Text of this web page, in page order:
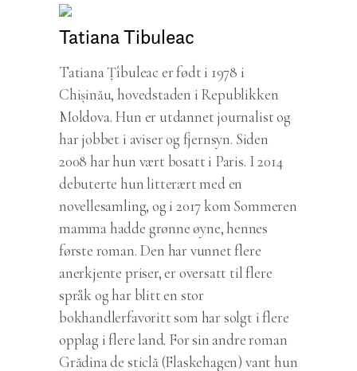
Tatiana Tibuleac
Tatiana Țîbuleac er født i 1978 i
Chișinău, hovedstaden i Republikken
Moldova. Hun er utdannet journalist og
har jobbet i aviser og fjernsyn. Siden
2008 har hun vært bosatt i Paris. I 2014
debuterte hun litterært med en
novellesamling, og i 2017 kom Sommeren
mamma hadde grønne øyne, hennes
første roman. Den har vunnet flere
anerkjente priser, er oversatt til flere
språk og har blitt en stor
bokhandlerfavoritt som har solgt i flere
opplag i flere land. For sin andre roman
Grădina de sticlă (Flaskehagen) vant hun